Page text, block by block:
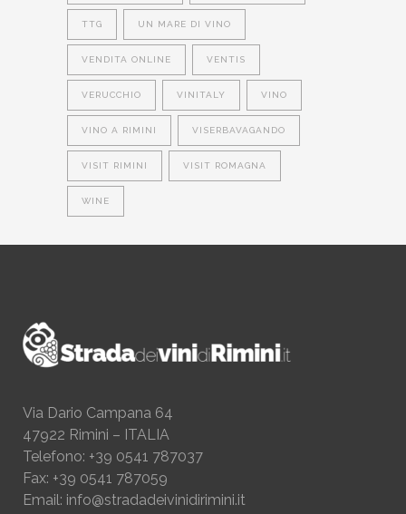
TTG UN MARE DI VINO
VENDITA ONLINE VENTIS
VERUCCHIO VINITALY VINO
VINO A RIMINI VISERBAVAGANDO
VISIT RIMINI VISIT ROMAGNA
WINE
Via Dario Campana 64
47922 Rimini – ITALIA
Telefono: +39 0541 787037
Fax: +39 0541 787059
Email: info@stradadeivinidirimini.it